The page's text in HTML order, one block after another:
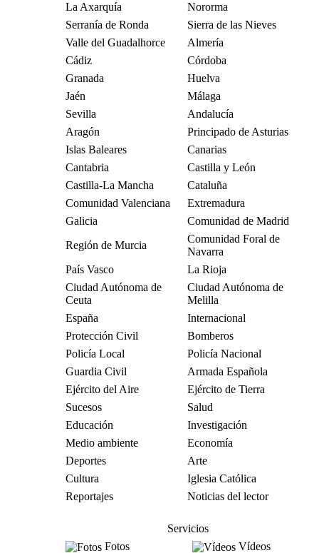
La Axarquía
Nororma
Serranía de Ronda
Sierra de las Nieves
Valle del Guadalhorce
Almería
Cádiz
Córdoba
Granada
Huelva
Jaén
Málaga
Sevilla
Andalucía
Aragón
Principado de Asturias
Islas Baleares
Canarias
Cantabria
Castilla y León
Castilla-La Mancha
Cataluña
Comunidad Valenciana
Extremadura
Galicia
Comunidad de Madrid
Región de Murcia
Comunidad Foral de
Navarra
País Vasco
La Rioja
Ciudad Autónoma de
Ceuta
Ciudad Autónoma de
Melilla
España
Internacional
Protección Civil
Bomberos
Policía Local
Policía Nacional
Guardia Civil
Armada Española
Ejército del Aire
Ejército de Tierra
Sucesos
Salud
Educación
Investigación
Medio ambiente
Economía
Deportes
Arte
Cultura
Iglesia Católica
Reportajes
Noticias del lector
Servicios
Fotos
Vídeos